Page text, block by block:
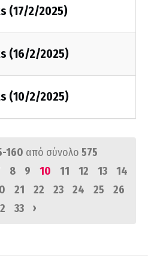
(17/2/2025)
(16/2/2025)
(10/2/2025)
160 από σύνολο 575
8 9 10 11 12 13
14
21 22 23 24 25
26
33 ›